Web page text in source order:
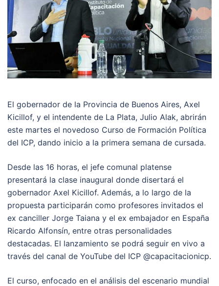
El gobernador de la Provincia de Buenos Aires, Axel
Kicillof, y el intendente de La Plata, Julio Alak, abrirán
este martes el novedoso Curso de Formación Política
del ICP, dando inicio a la primera semana de cursada.
Desde las 16 horas, el jefe comunal platense
presentará la clase inaugural donde disertará el
gobernador Axel Kicillof. Además, a lo largo de la
propuesta participarán como profesores invitados el
ex canciller Jorge Taiana y el ex embajador en España
Ricardo Alfonsín, entre otras personalidades
destacadas. El lanzamiento se podrá seguir en vivo a
través del canal de YouTube del ICP @capacitacionicp.
El curso, enfocado en el análisis del escenario mundial